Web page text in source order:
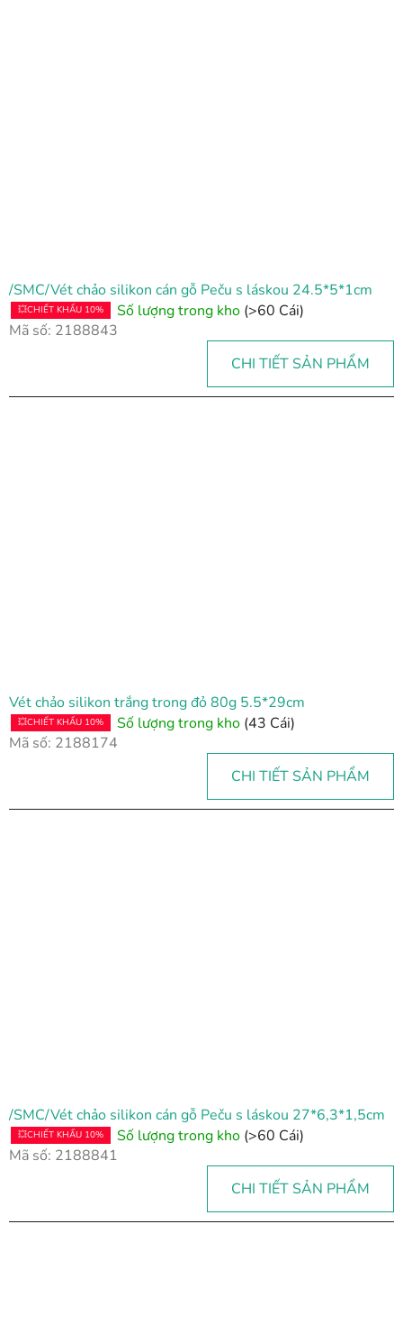
/SMC/Vét chảo silikon cán gỗ Peču s láskou 24.5*5*1cm
💥CHIẾT KHẤU 10% Số lượng trong kho (>60 Cái)
Mã số: 2188843
CHI TIẾT SẢN PHẨM
Vét chảo silikon trắng trong đỏ 80g 5.5*29cm
💥CHIẾT KHẤU 10% Số lượng trong kho (43 Cái)
Mã số: 2188174
CHI TIẾT SẢN PHẨM
/SMC/Vét chảo silikon cán gỗ Peču s láskou 27*6,3*1,5cm
💥CHIẾT KHẤU 10% Số lượng trong kho (>60 Cái)
Mã số: 2188841
CHI TIẾT SẢN PHẨM